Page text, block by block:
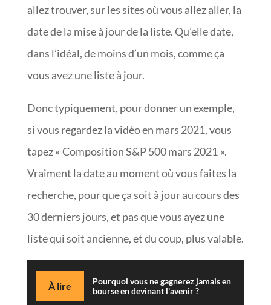
allez trouver, sur les sites où vous allez aller, la
date de la mise à jour de la liste. Qu’elle date,
dans l’idéal, de moins d’un mois, comme ça
vous avez une liste à jour.
Donc typiquement, pour donner un exemple,
si vous regardez la vidéo en mars 2021, vous
tapez « Composition S&P 500 mars 2021 ».
Vraiment la date au moment où vous faites la
recherche, pour que ça soit à jour au cours des
30 derniers jours, et pas que vous ayez une
liste qui soit ancienne, et du coup, plus valable.
À lire
Pourquoi vous ne gagnerez jamais en
bourse en devinant l'avenir ?